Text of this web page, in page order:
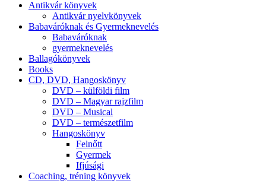
Antikvár könyvek
Antikvár nyelvkönyvek
Babaváróknak és Gyermeknevelés
Babaváróknak
gyermeknevelés
Ballagókönyvek
Books
CD, DVD, Hangoskönyv
DVD – külföldi film
DVD – Magyar rajzfilm
DVD – Musical
DVD – természetfilm
Hangoskönyv
Felnőtt
Gyermek
Ifjúsági
Coaching, tréning könyvek